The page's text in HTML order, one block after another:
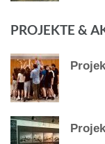
PROJEKTE &